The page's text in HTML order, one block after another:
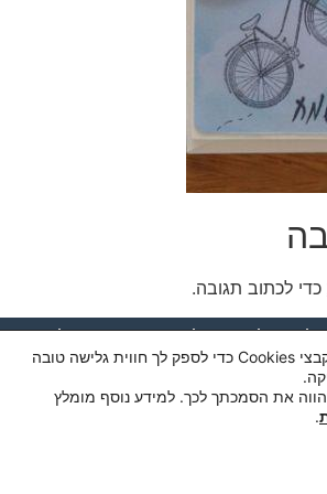
כדי לכתוב תגובה.
משלוחים הצהרת נגישות צור קשר
אתר זה עושה שימוש בקבצי Cookies כדי לספק לך חווית גלישה טובה
את הסמכתך לכך. למידע נוסף מומלץ
.